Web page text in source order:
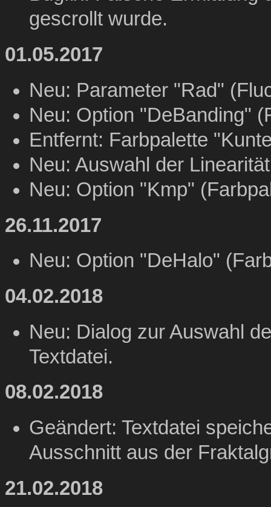
gescrollt wurde.
01.05.2017
Neu: Parameter "Rad"
Neu: Option "DeBanding"
Entfernt: Farbpalette
Neu: Auswahl der
Neu: Option "Kmp"
26.11.2017
Neu: Option "DeHalo"
04.02.2018
Neu: Dialog zur Auswahl
Textdatei.
08.02.2018
Geändert: Textdatei
Ausschnitt aus der
21.02.2018